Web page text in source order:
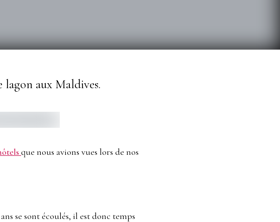
lagon aux Maldives.
que nous avions vues lors de nos
se sont écoulés, il est donc temps